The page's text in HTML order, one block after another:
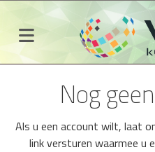
Nog
Als u een account wilt, laat
link versturen waarmee u